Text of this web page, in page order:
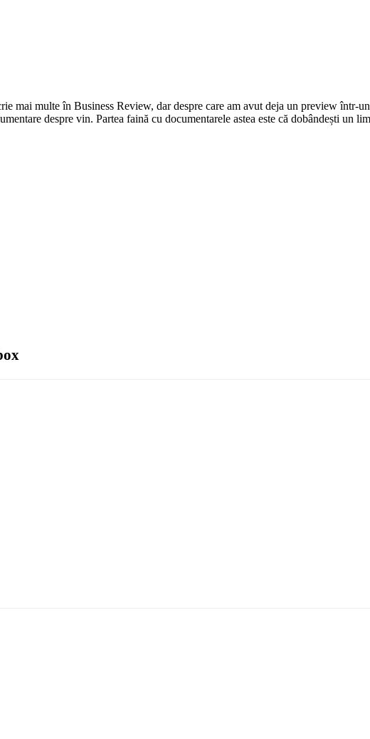
mai multe în Business Review, dar despre care am avut deja un preview
despre vin. Partea faină cu documentarele astea este că dobândești un